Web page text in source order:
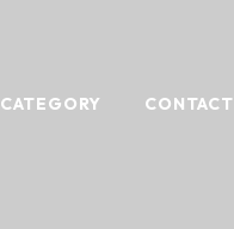
CATEGORY CONTACT